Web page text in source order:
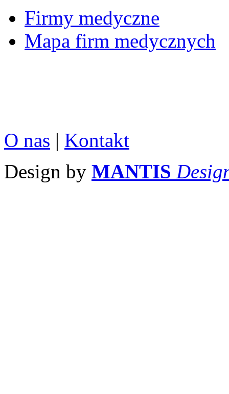
Firmy medyczne
Mapa firm medycznych
O nas | Kontakt
Design by MANTIS